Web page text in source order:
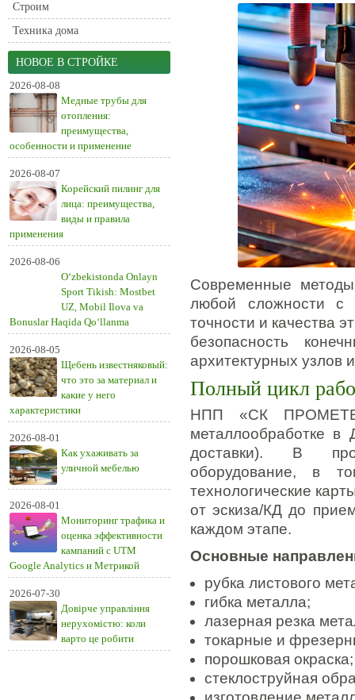
Строим
Техника дома
НОВОЕ В СТРОЙКЕ
2026-08-08
Медные трубы для
отопления:
преимущества,
особенности и применение
2026-08-07
Корейский пилинг для
лица: преимущества,
виды и правила
применения
2026-08-06
O‘zbekistonda Onlayn
Sport Tikish: Mostbet
UZ, Mobil Ilova va
Bonuslar Haqida Qo‘llanma
2026-08-05
Щебень известняковый:
что это за материал и
какие у него
характеристики
2026-08-01
Как ухаживать за
уличной мебелью
2026-08-01
Мониторинг трафика и
оценка эффективности
кампаний с UTM
Google Analytics и Метрикой
2026-07-30
Довірче управління
нерухомістю: коли
варто це робити
Современные методы
любой сложности с
точности и качества
безопасность
архитектурных узлов
Полный цикл
НПП «СК
металлообработке в
доставки). В
оборудование, в
технологические
от эскиза/КД до
каждом этапе.
Основные
рубка листового
гибка металла;
лазерная резка
токарные и
порошковая окраска;
стеклоструйная